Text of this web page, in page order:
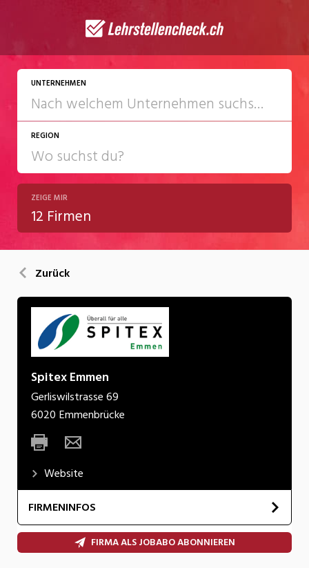
UNTERNEHMEN
REGION
ZEIGE MIR
12 Firmen
Zurück
Spitex Emmen
Gerliswilstrasse 69
6020 Emmenbrücke
Website
FIRMENINFOS
Die Spitex Emmen mit ihren rund 60
Mitarbeitenden ist in der Region eine innovative,
FIRMA ALS JOBABO ABONNIEREN